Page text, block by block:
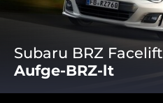
Subaru BRZ Facelift
Aufge-BRZ-lt